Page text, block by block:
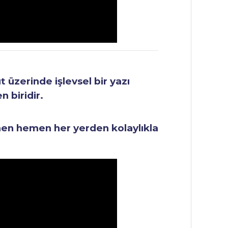
üzerinde işlevsel bir yazı
biridir.
hemen her yerden kolaylıkla